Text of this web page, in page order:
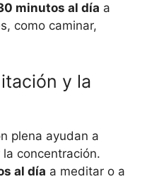
minutos al día a
como caminar,
y la
plena ayudan a
concentración.
al día a meditar o a